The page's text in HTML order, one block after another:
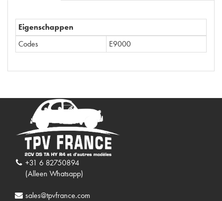
Eigenschappen
Codes
E9000
+31 6 82750894
(Alleen Whatsapp)
sales@tpvfrance.com